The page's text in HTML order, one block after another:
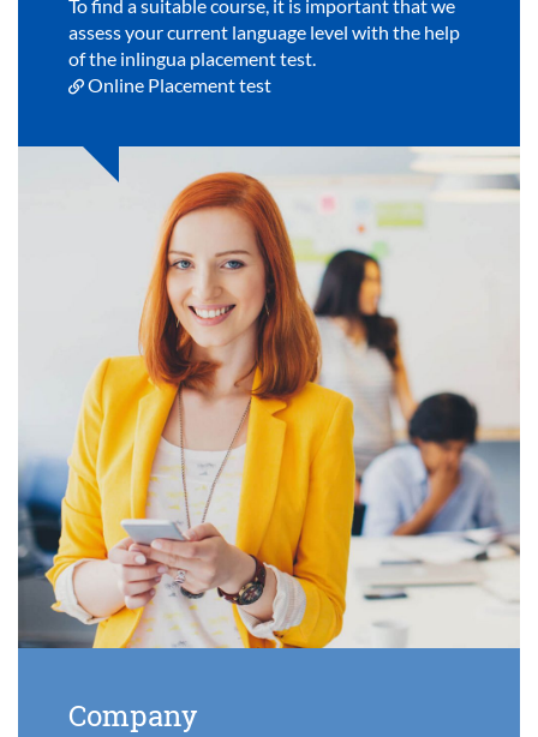
To find a suitable course, it is important that we
assess your current language level with the help
of the inlingua placement test.
Online Placement test
Company